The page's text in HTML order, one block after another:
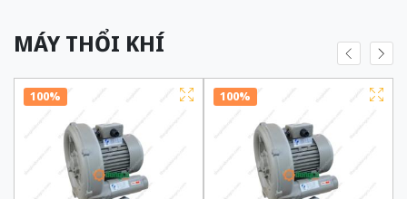
MÁY THỔI KHÍ
100% 100%